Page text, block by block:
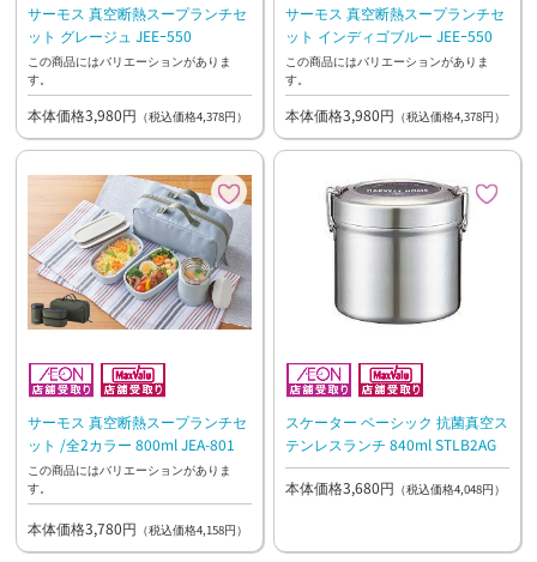
サーモス 真空断熱スープランチセ
ット グレージュ JEEｰ550
この商品にはバリエーションがありま
す。
本体価格3,980円 （税込価格4,378円）
サーモス 真空断熱スープランチセ
ット インディゴブルー JEEｰ550
この商品にはバリエーションがありま
す。
本体価格3,980円 （税込価格4,378円）
サーモス 真空断熱スープランチセ
ット /全2カラー 800ml JEA-801
この商品にはバリエーションがありま
す。
本体価格3,780円 （税込価格4,158円）
スケーター ベーシック 抗菌真空ス
テンレスランチ 840ml STLB2AG
本体価格3,680円 （税込価格4,048円）